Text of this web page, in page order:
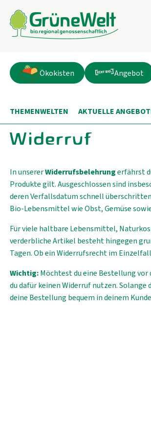
Ökokisten Angebot
THEMENWELTEN AKTUELLE
Widerruf
In unsererWiderrufsbelehrungerfährst
Produkte gilt. Ausgeschlossen sind
deren Verfallsdatum schnell
Bio-Lebensmittel wie Obst, Gemüse
Für viele haltbare Lebensmittel,
verderbliche Artikel besteht hingegen
Tagen. Ob ein Widerrufsrecht im
Wichtig:Möchtest du eine Bestellung
du dafür keinen Widerruf nutzen.
deine Bestellung bequem in deinem